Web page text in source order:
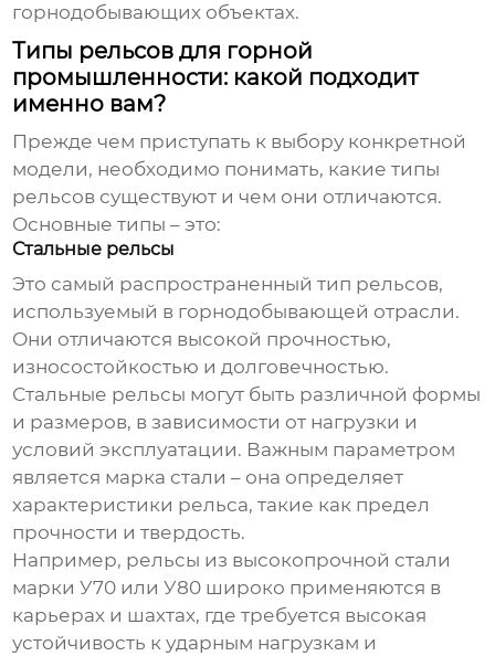
горнодобывающих объектах.
Типы рельсов для горной
промышленности: какой подходит
именно вам?
Прежде чем приступать к выбору конкретной
модели, необходимо понимать, какие типы
рельсов существуют и чем они отличаются.
Основные типы – это:
Стальные рельсы
Это самый распространенный тип рельсов,
используемый в горнодобывающей отрасли.
Они отличаются высокой прочностью,
износостойкостью и долговечностью.
Стальные рельсы могут быть различной формы
и размеров, в зависимости от нагрузки и
условий эксплуатации. Важным параметром
является марка стали – она определяет
характеристики рельса, такие как предел
прочности и твердость.
Например, рельсы из высокопрочной стали
марки У70 или У80 широко применяются в
карьерах и шахтах, где требуется высокая
устойчивость к ударным нагрузкам и